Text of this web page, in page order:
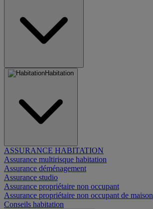
Habitation
ASSURANCE HABITATION
Assurance multirisque habitation
Assurance déménagement
Assurance studio
Assurance propriétaire non occupant
Assurance propriétaire non occupant de maison
Conseils habitation